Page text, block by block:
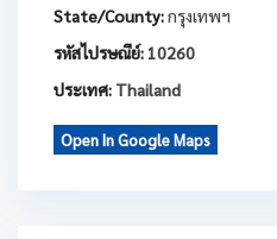
State/County:กรุงเทพฯ
รหัสไปรษณีย์: 10260
ประเทศ: Thailand
Open In Google Maps